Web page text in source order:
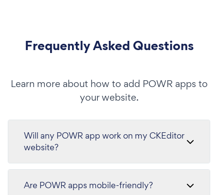
Frequently Asked Questions
Learn more about how to add POWR apps to
your website.
Will any POWR app work on my CKEditor
website?
Are POWR apps mobile-friendly?